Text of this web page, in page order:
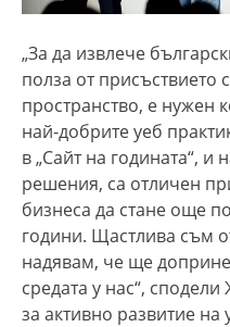
„За да извлече
полза от присъствието
пространство, е нужен
най-добрите уеб
в „Сайт на годината“, и
решения, са отличен
бизнеса да стане още
години. Щастлива съм
надявам, че ще
средата у нас“,
за активно развитие на